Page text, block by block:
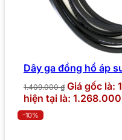
Dây ga đồng hồ áp
1.409.000₫ Giá gốc là:
hiện tại là:
-10%